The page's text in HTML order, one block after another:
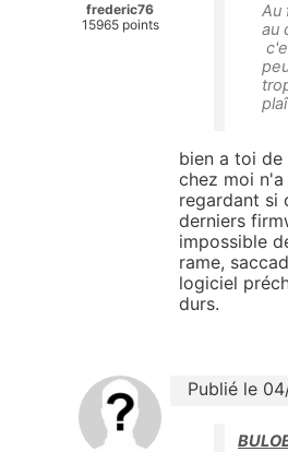
frederic76
15965 points
Au
au
bien a toi de
chez moi
regardant si
derniers
impossible
rame,
logiciel
durs.
Publié le